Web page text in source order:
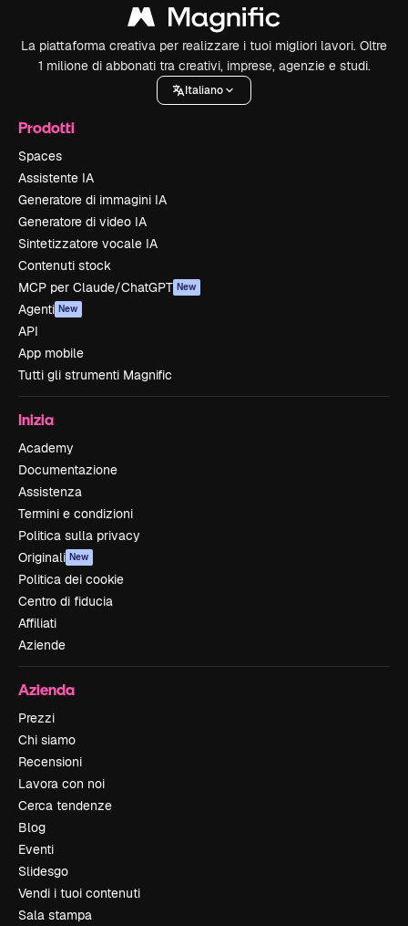
La piattaforma creativa per realizzare i tuoi migliori lavori. Oltre
1 milione di abbonati tra creativi, imprese, agenzie e studi.
Italiano
Prodotti
Spaces
Assistente IA
Generatore di immagini IA
Generatore di video IA
Sintetizzatore vocale IA
Contenuti stock
MCP per Claude/ChatGPT New
Agenti New
API
App mobile
Tutti gli strumenti Magnific
Inizia
Academy
Documentazione
Assistenza
Termini e condizioni
Politica sulla privacy
Originali New
Politica dei cookie
Centro di fiducia
Affiliati
Aziende
Azienda
Prezzi
Chi siamo
Recensioni
Lavora con noi
Cerca tendenze
Blog
Eventi
Slidesgo
Vendi i tuoi contenuti
Sala stampa